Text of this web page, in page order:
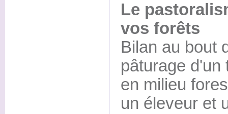
Le
vos forêts
Bilan au bout
pâturage d'un
en milieu
un éleveur et